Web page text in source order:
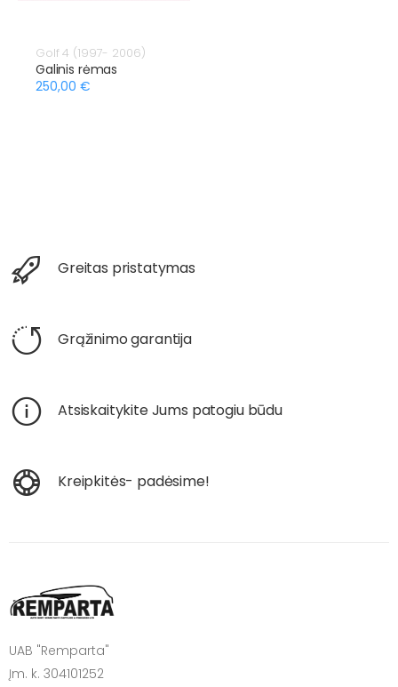
Golf 4 (1997- 2006)
Galinis rėmas
250,00 €
Greitas pristatymas
Grąžinimo garantija
Atsiskaitykite Jums patogiu būdu
Kreipkitės- padėsime!
UAB "Remparta"
Įm. k. 304101252